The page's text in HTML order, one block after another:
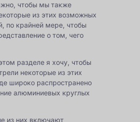
чтобы мы также
из этих возможных
по крайней мере, чтобы
о том, чего
разделе я хочу, чтобы
некоторые из этих
широко распространено
алюминиевых круглых
из них включают